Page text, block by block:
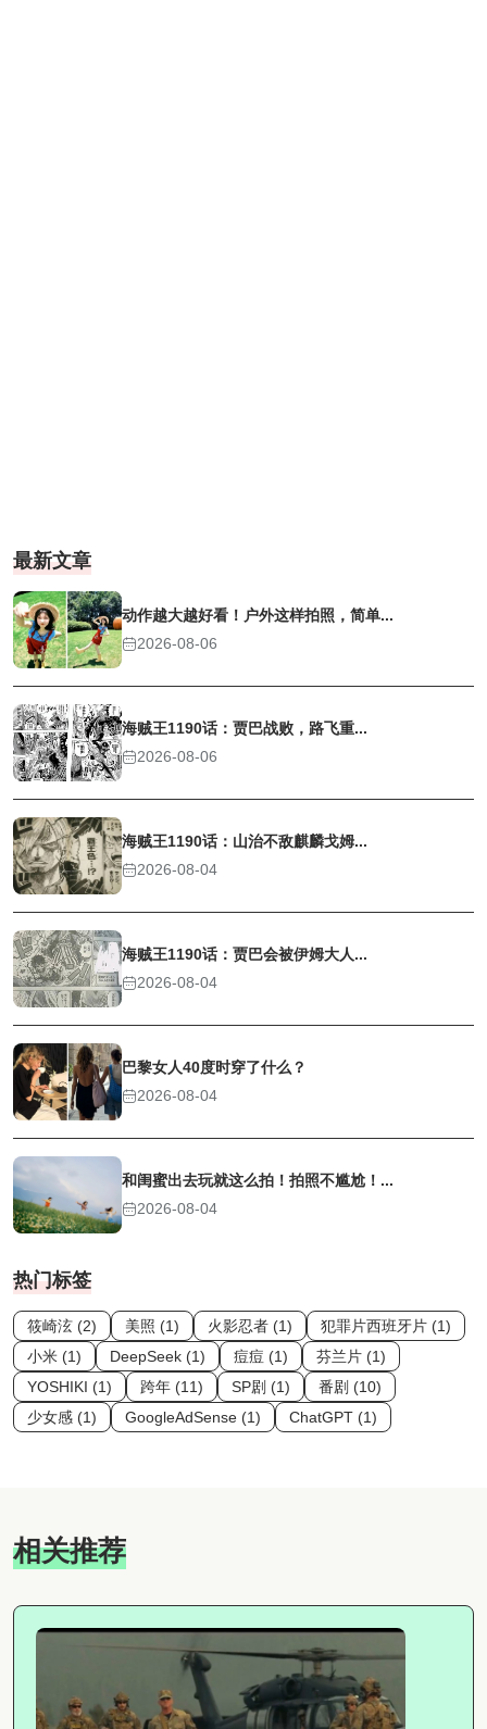
最新文章
动作越大越好看！户外这样拍照，简单...
2026-08-06
海贼王1190话：贾巴战败，路飞重...
2026-08-06
海贼王1190话：山治不敌麒麟戈姆...
2026-08-04
海贼王1190话：贾巴会被伊姆大人...
2026-08-04
巴黎女人40度时穿了什么？
2026-08-04
和闺蜜出去玩就这么拍！拍照不尴尬！...
2026-08-04
热门标签
筱崎泫 (2) 美照 (1) 火影忍者 (1)
犯罪片西班牙片 (1)
小米 (1)
DeepSeek (1) 痘痘 (1)
芬兰片 (1)
YOSHIKI (1)
跨年 (11) SP剧 (1)
番剧 (10)
少女感 (1)
GoogleAdSense (1) ChatGPT (1)
相关推荐